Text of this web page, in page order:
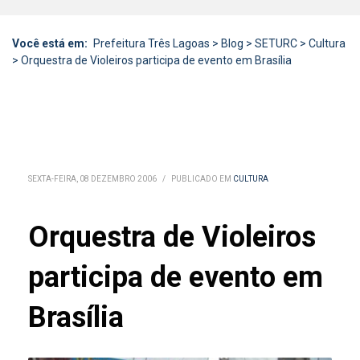
Você está em: Prefeitura Três Lagoas > Blog > SETURC > Cultura
> Orquestra de Violeiros participa de evento em Brasília
SEXTA-FEIRA, 08 DEZEMBRO 2006 / PUBLICADO EM CULTURA
Orquestra de Violeiros
participa de evento em
Brasília